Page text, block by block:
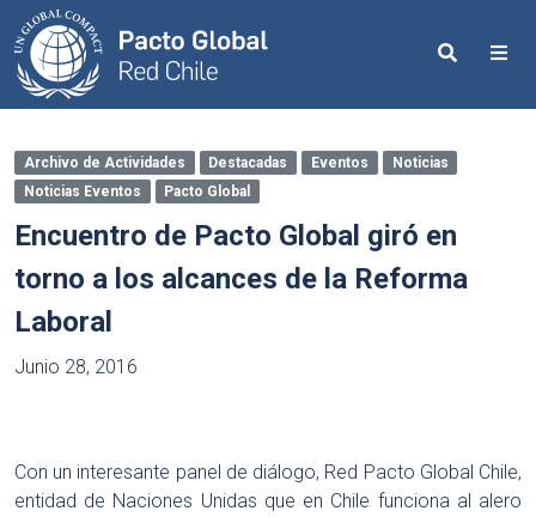
Search
Archivo de Actividades Destacadas Eventos
Noticias
Noticias Eventos
Pacto Global
Encuentro de Pacto Global giró en
torno a los alcances de la Reforma
Laboral
Junio 28, 2016
Con un interesante panel de diálogo, Red Pacto Global Chile,
entidad de Naciones Unidas que en Chile funciona al alero